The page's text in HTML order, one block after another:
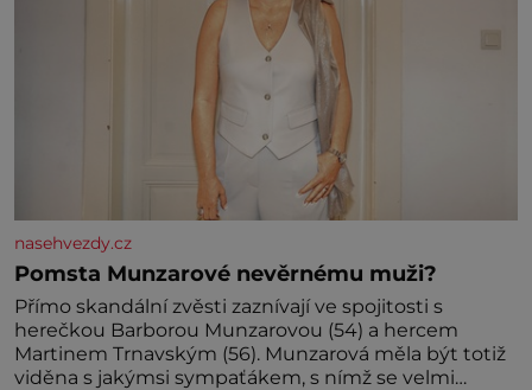
nasehvezdy.cz
Pomsta Munzarové nevěrnému muži?
Přímo skandální zvěsti zaznívají ve spojitosti s
herečkou Barborou Munzarovou (54) a hercem
Martinem Trnavským (56). Munzarová měla být totiž
viděna s jakýmsi sympaťákem, s nímž se velmi